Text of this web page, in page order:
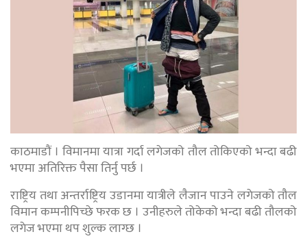
काठमाडौं । विमानमा यात्रा गर्दा लगेजको तौल तोकिएको भन्दा बढी
भएमा अतिरिक्त पैसा तिर्नु पर्छ ।
राष्ट्रिय तथा अन्तर्राष्ट्रिय उडानमा यात्रीले लैजान पाउने लगेजको तौल
विमान कम्पनीपिच्छे फरक छ । उनीहरुले तोकेको भन्दा बढी तौलको
लगेज भएमा थप शुल्क लाग्छ ।